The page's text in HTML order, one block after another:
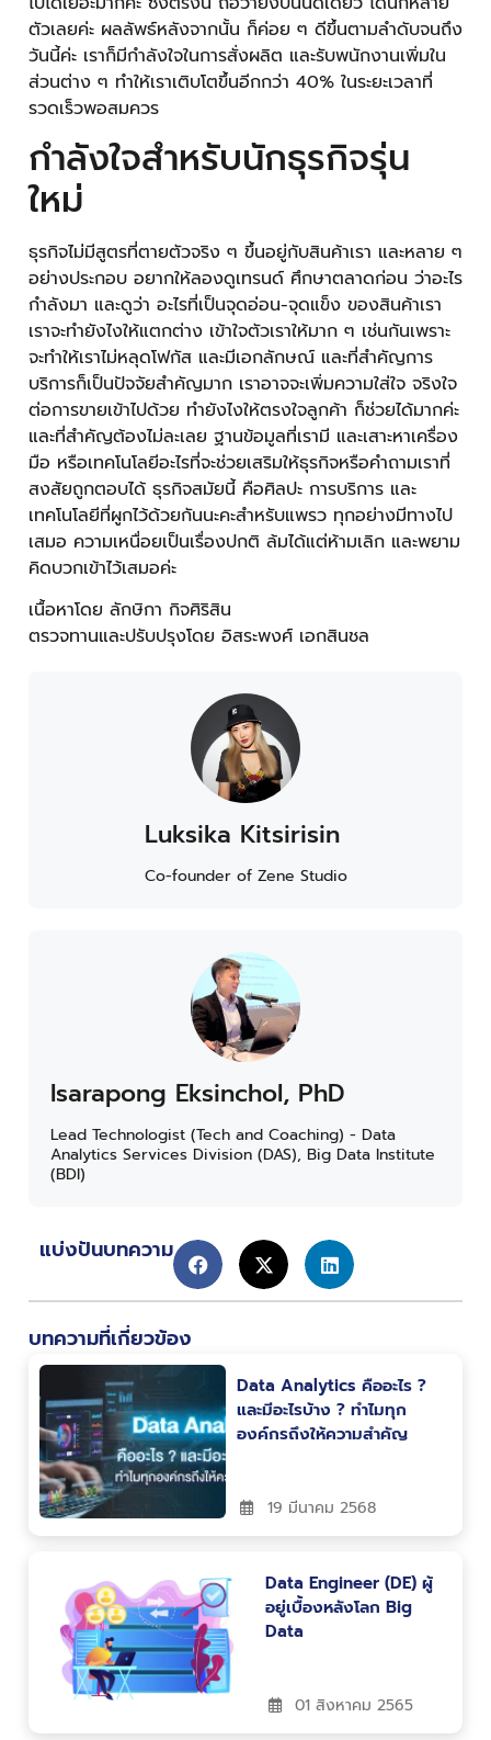
ตัวเลยค่ะ ผลลัพธ์หลังจากนั้น ก็ค่อย ๆ ดีขึ้นตามลำดับจนถึง
วันนี้ค่ะ เราก็มีกำลังใจในการสั่งผลิต และรับพนักงานเพิ่มใน
ส่วนต่าง ๆ ทำให้เราเติบโตขึ้นอีกกว่า 40% ในระยะเวลาที่
รวดเร็วพอสมควร
กำลังใจสำหรับนักธุรกิจรุ่น
ใหม่
ธุรกิจไม่มีสูตรที่ตายตัวจริง ๆ ขึ้นอยู่กับสินค้าเรา และหลาย ๆ
อย่างประกอบ อยากให้ลองดูเทรนด์ ศึกษาตลาดก่อน ว่าอะไร
กำลังมา และดูว่า อะไรที่เป็นจุดอ่อน-จุดแข็ง ของสินค้าเรา
เราจะทำยังไงให้แตกต่าง เข้าใจตัวเราให้มาก ๆ เช่นกันเพราะ
จะทำให้เราไม่หลุดโฟกัส และมีเอกลักษณ์ และที่สำคัญการ
บริการก็เป็นปัจจัยสำคัญมาก เราอาจจะเพิ่มความใส่ใจ จริงใจ
ต่อการขายเข้าไปด้วย ทำยังไงให้ตรงใจลูกค้า ก็ช่วยได้มากค่ะ
และที่สำคัญต้องไม่ละเลย ฐานข้อมูลที่เรามี และเสาะหาเครื่อง
มือ หรือเทคโนโลยีอะไรที่จะช่วยเสริมให้ธุรกิจหรือคำถามเราที่
สงสัยถูกตอบได้ ธุรกิจสมัยนี้ คือศิลปะ การบริการ และ
เทคโนโลยีที่ผูกไว้ด้วยกันนะคะสำหรับแพรว ทุกอย่างมีทางไป
เสมอ ความเหนื่อยเป็นเรื่องปกติ ล้มได้แต่ห้ามเลิก และพยาม
คิดบวกเข้าไว้เสมอค่ะ
เนื้อหาโดย ลักษิกา กิจศิริสิน
ตรวจทานและปรับปรุงโดย อิสระพงศ์ เอกสินชล
Luksika Kitsirisin
Co-founder of Zene Studio
Isarapong Eksinchol, PhD
Lead Technologist (Tech and Coaching) - Data
Analytics Services Division (DAS), Big Data Institute
(BDI)
แบ่งปันบทความ
บทความที่เกี่ยวข้อง
Data Analytics คืออะไร ?
และมีอะไรบ้าง ? ทำไมทุก
องค์กรถึงให้ความสำคัญ
19 มีนาคม 2568
Data Engineer (DE) ผู้
อยู่เบื้องหลังโลก Big
Data
01 สิงหาคม 2565